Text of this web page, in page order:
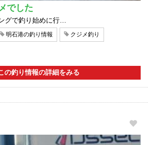
でした
グで釣り始めに行…
明石港の釣り情報 クジメ釣り
の釣り情報の詳細をみる